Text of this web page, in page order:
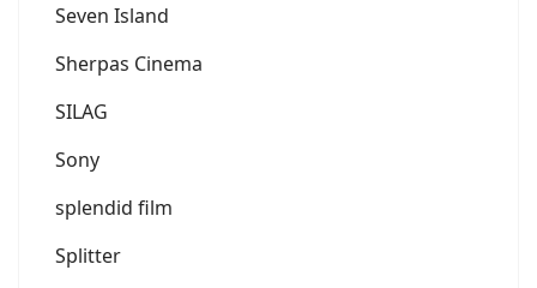
Seven Island
Sherpas Cinema
SILAG
Sony
splendid film
Splitter